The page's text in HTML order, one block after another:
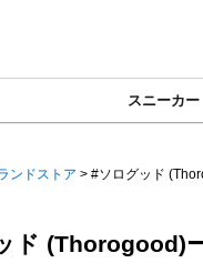
スニーカー
ンドストア > #ソログッド
ド (Thorogood)